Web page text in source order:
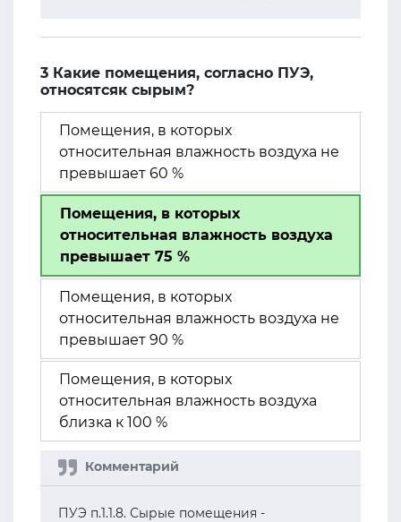
3 Какие помещения, согласно ПУЭ,
относятсяк сырым?
Помещения, в которых
относительная влажность воздуха не
превышает 60 %
Помещения, в которых
относительная влажность воздуха
превышает 75 %
Помещения, в которых
относительная влажность воздуха не
превышает 90 %
Помещения, в которых
относительная влажность воздуха
близка к 100 %
ПУЭ п.1.1.8. Сырые помещения -